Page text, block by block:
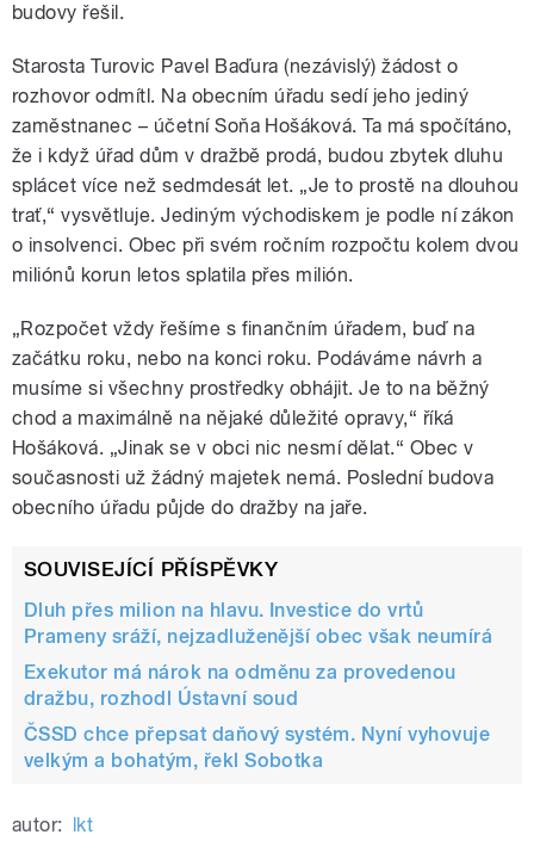
budovy řešil.
Starosta Turovic Pavel Baďura (nezávislý) žádost o
rozhovor odmítl. Na obecním úřadu sedí jeho jediný
zaměstnanec – účetní Soňa Hošáková. Ta má spočítáno,
že i když úřad dům v dražbě prodá, budou zbytek dluhu
splácet více než sedmdesát let. „Je to prostě na dlouhou
trať,“ vysvětluje. Jediným východiskem je podle ní zákon
o insolvenci. Obec při svém ročním rozpočtu kolem dvou
miliónů korun letos splatila přes milión.
„Rozpočet vždy řešíme s finančním úřadem, buď na
začátku roku, nebo na konci roku. Podáváme návrh a
musíme si všechny prostředky obhájit. Je to na běžný
chod a maximálně na nějaké důležité opravy,“ říká
Hošáková. „Jinak se v obci nic nesmí dělat.“ Obec v
současnosti už žádný majetek nemá. Poslední budova
obecního úřadu půjde do dražby na jaře.
SOUVISEJÍCÍ PŘÍSPĚVKY
Dluh přes milion na hlavu. Investice do vrtů
Prameny sráží, nejzadluženější obec však neumírá
Exekutor má nárok na odměnu za provedenou
dražbu, rozhodl Ústavní soud
ČSSD chce přepsat daňový systém. Nyní vyhovuje
velkým a bohatým, řekl Sobotka
autor: lkt